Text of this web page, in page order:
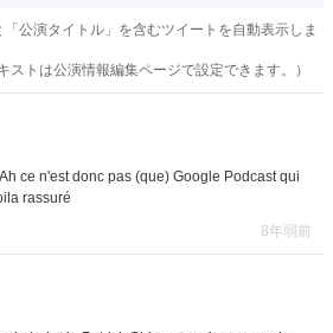
公演タイトル」を含むツイートを自動表示しま
ストは公演情報編集ページで設定できます。）
ce n'est donc pas (que) Google Podcast qui
rassuré
8年弱前